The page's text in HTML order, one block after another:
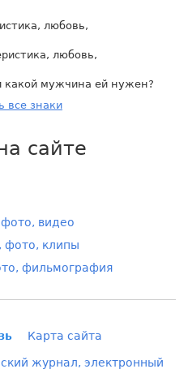
любовь,
любовь,
мужчина ей нужен?
все знаки
сайте
видео
фото, клипы
фильмография
Карта сайта